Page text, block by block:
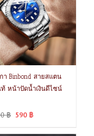
า Binbond สายสแตน
ท้ หน้าปัดน้ำเงินดีไซน์
฿ 590 ฿